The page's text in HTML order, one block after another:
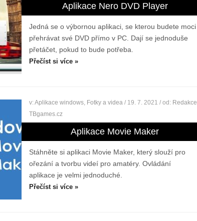
Aplikace Nero DVD Player
Jedná se o výbornou aplikaci, se kterou budete moci
přehrávat své DVD přímo v PC. Dají se jednoduše
přetáčet, pokud to bude potřeba.
Přečíst si více »
v:Aplikace windows, Fotky a videa / 19. 7. 2021 / od: Redakce
TBgames.cz
Aplikace Movie Maker
Stáhněte si aplikaci Movie Maker, který slouží pro
ořezání a tvorbu videí pro amatéry. Ovládání
aplikace je velmi jednoduché.
Přečíst si více »